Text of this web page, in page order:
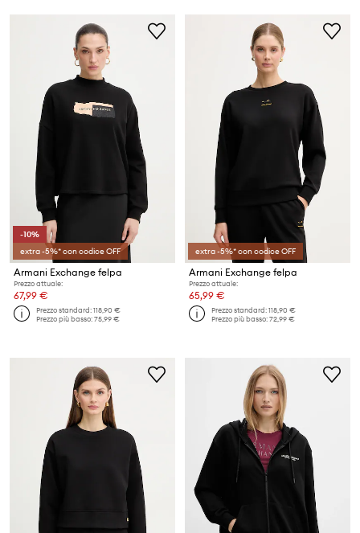
-10%
extra -5%* con codice OFF
Armani Exchange felpa
Prezzo attuale:
67,99 €
Prezzo standard:118,90 €
Prezzo più basso:75,99 €
extra -5%* con codice OFF
Armani Exchange felpa
Prezzo attuale:
65,99 €
Prezzo standard:118,90 €
Prezzo più basso:72,99 €